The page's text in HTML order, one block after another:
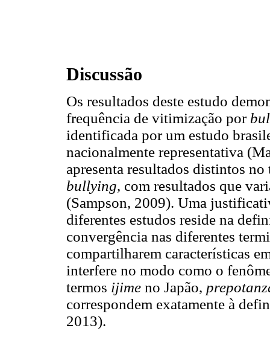
Discussão
Os resultados deste estudo
frequência de vitimização por
identificada por um estudo
nacionalmente representativa
apresenta resultados distintos
bullying, com resultados que
(Sampson, 2009). Uma
diferentes estudos reside na
convergência nas diferentes
compartilharem características
interfere no modo como o
termos ijime no Japão,
correspondem exatamente à
2013).